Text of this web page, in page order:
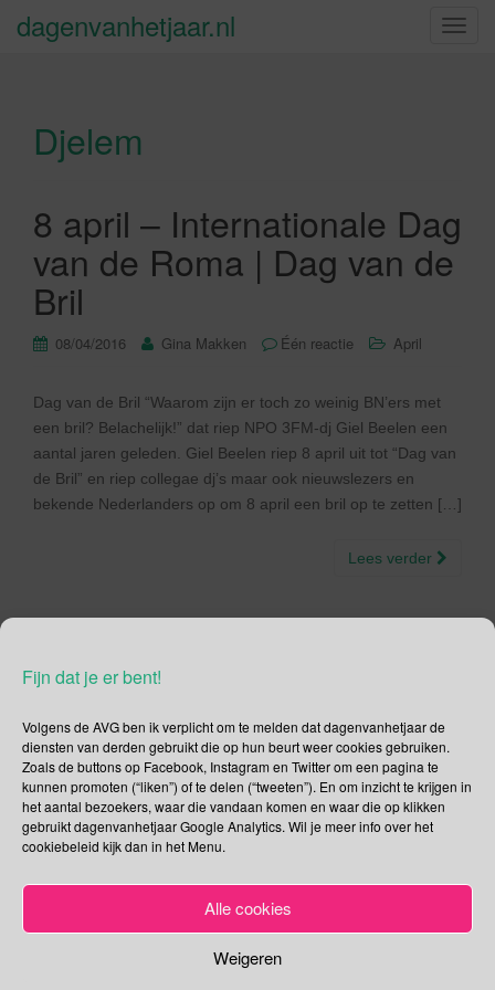
Fijn dat je er bent!
Volgens de AVG ben ik verplicht om te melden dat dagenvanhetjaar de
diensten van derden gebruikt die op hun beurt weer cookies gebruiken.
Zoals de buttons op Facebook, Instagram en Twitter om een pagina te
kunnen promoten (“liken”) of te delen (“tweeten”). En om inzicht te krijgen in
het aantal bezoekers, waar die vandaan komen en waar die op klikken
gebruikt dagenvanhetjaar Google Analytics. Wil je meer info over het
cookiebeleid kijk dan in het Menu.
Alle cookies
Weigeren
S
a
dagenvanhetjaar.nl
Djelem
8 april – Internationale Dag
van de Roma | Dag van de
Bril
08/04/2016 Gina Makken Één reactie April
Dag van de Bril “Waarom zijn er toch zo weinig BN’ers met
een bril? Belachelijk!” dat riep NPO 3FM-dj Giel Beelen een
aantal jaren geleden. Giel Beelen riep 8 april uit tot “Dag van
de Bril” en riep collegae dj’s maar ook nieuwslezers en
bekende Nederlanders op om 8 april een bril op te zetten […]
Lees verder
Je kunt me volgen op
Zoeken
Zoeken
Recente tweetsKlik om marketing cookies te